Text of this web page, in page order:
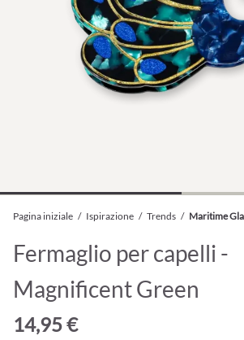
Pagina iniziale / Ispirazione / Trends / Maritime
Fermaglio per capelli -
Magnificent Green
14,95 €